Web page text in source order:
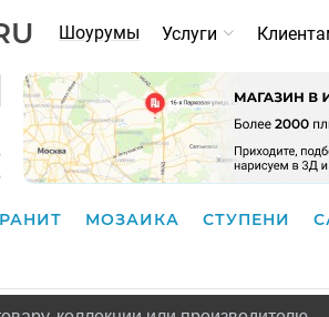
Шоурумы Услуги
МОЗАИКА СТУПЕНИ